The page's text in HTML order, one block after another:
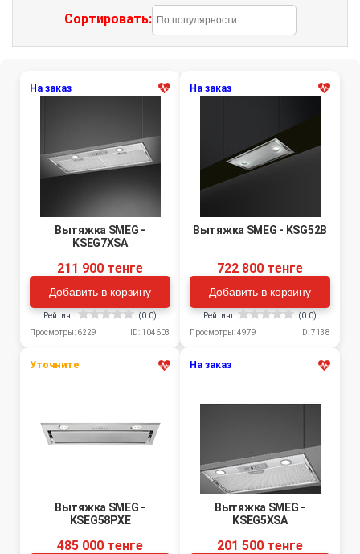
Сортировать:
На заказ
Вытяжка SMEG -
KSEG7XSA
211 900 тенге
Добавить в корзину
Рейтинг:
(0.0)
Просмотры: 6229
ID: 104603
На заказ
Вытяжка SMEG - KSG52B
722 800 тенге
Добавить в корзину
Рейтинг:
(0.0)
Просмотры: 4979
ID: 7138
Уточните
Вытяжка SMEG -
KSEG58PXE
485 000 тенге
На заказ
Вытяжка SMEG -
KSEG5XSA
201 500 тенге